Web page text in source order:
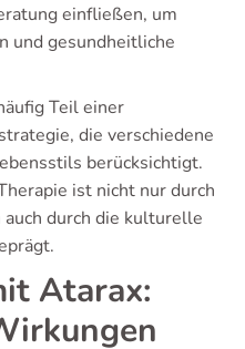
einfließen, um
und gesundheitliche
Teil einer
die verschiedene
berücksichtigt.
ist nicht nur durch
durch die kulturelle
Atarax: